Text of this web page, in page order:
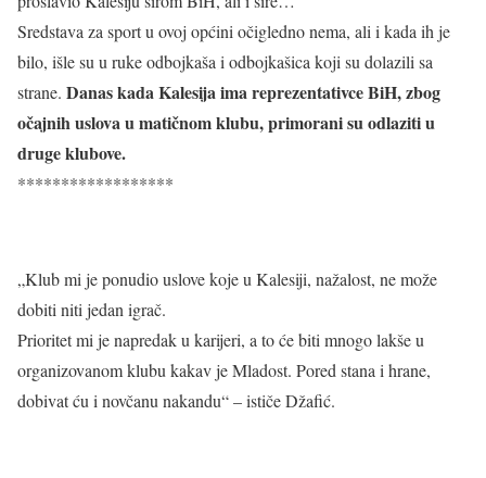
Sredstava za sport u ovoj općini očigledno nema, ali i kada ih je
bilo, išle su u ruke odbojkaša i odbojkašica koji su dolazili sa
strane. Danas kada Kalesija ima reprezentativce BiH, zbog
očajnih uslova u matičnom klubu, primorani su odlaziti u
druge klubove.
******************
„Klub mi je ponudio uslove koje u Kalesiji, nažalost, ne može
dobiti niti jedan igrač.
Prioritet mi je napredak u karijeri, a to će biti mnogo lakše u
organizovanom klubu kakav je Mladost. Pored stana i hrane,
dobivat ću i novčanu nakandu“ – ističe Džafić.